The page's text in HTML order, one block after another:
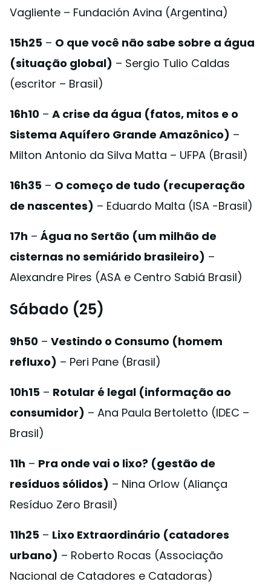
Vagliente – Fundación Avina (Argentina)
15h25 – O que você não sabe sobre a água
(situação global) – Sergio Tulio Caldas
(escritor – Brasil)
16h10 – A crise da água (fatos, mitos e o
Sistema Aquífero Grande Amazônico) –
Milton Antonio da Silva Matta – UFPA (Brasil)
16h35 – O começo de tudo (recuperação
de nascentes) – Eduardo Malta (ISA -Brasil)
17h – Água no Sertão (um milhão de
cisternas no semiárido brasileiro) –
Alexandre Pires (ASA e Centro Sabiá Brasil)
Sábado (25)
9h50 – Vestindo o Consumo (homem
refluxo) – Peri Pane (Brasil)
10h15 – Rotular é legal (informação ao
consumidor) – Ana Paula Bertoletto (IDEC –
Brasil)
11h – Pra onde vai o lixo? (gestão de
resíduos sólidos) – Nina Orlow (Aliança
Resíduo Zero Brasil)
11h25 – Lixo Extraordinário (catadores
urbano) – Roberto Rocas (Associação
Nacional de Catadores e Catadoras)